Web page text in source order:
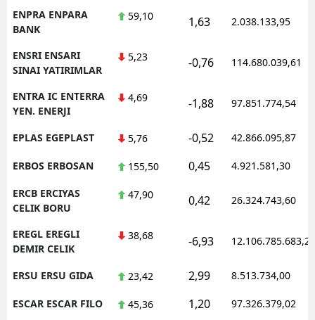
ENPRA ENPARA
BANK
59,10 1,63 2.038.133,95
ENSRI ENSARI
SINAI YATIRIMLAR
5,23 -0,76 114.680.039,61
ENTRA IC ENTERRA
YEN. ENERJI
4,69 -1,88 97.851.774,54
EPLAS EGEPLAST 5,76 -0,52 42.866.095,87
ERBOS ERBOSAN 155,50 0,45 4.921.581,30
ERCB ERCIYAS
CELIK BORU
47,90 0,42 26.324.743,60
EREGL EREGLI
DEMIR CELIK
38,68 -6,93 12.106.785.683,20
ERSU ERSU GIDA 23,42 2,99 8.513.734,00
ESCAR ESCAR FILO 45,36 1,20 97.326.379,02